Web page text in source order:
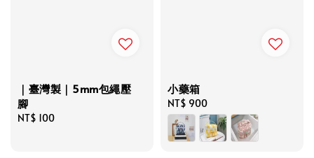
｜臺灣製｜5mm包繩壓
腳
Regular
NT$ 100
小藥箱
Regular
price
NT$ 900